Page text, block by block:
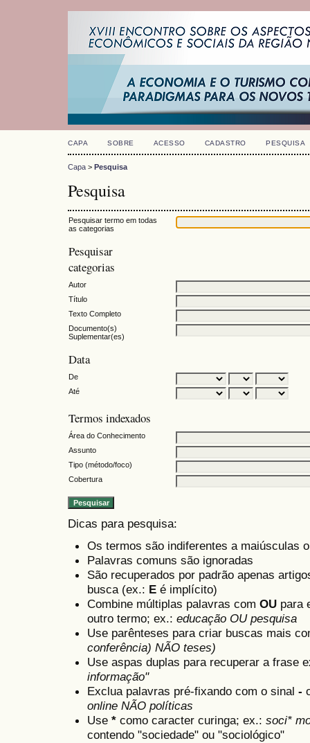
CAPA SOBRE ACESSO CADASTRO PESQUISA
Capa > Pesquisa
Pesquisa
Pesquisar termo em todas
as categorias
Pesquisar
categorias
Autor
Título
Texto Completo
Documento(s)
Suplementar(es)
Data
De
Até
Termos indexados
Área do Conhecimento
Assunto
Tipo (método/foco)
Cobertura
Dicas para pesquisa:
Os termos são indiferentes a maiúsculas
Palavras comuns são ignoradas
São recuperados por padrão apenas
busca (ex.: E é implícito)
Combine múltiplas palavras com OU para
outro termo; ex.: educação OU pesquisa
Use parênteses para criar buscas mais
conferência) NÃO teses)
Use aspas duplas para recuperar a frase
informação"
Exclua palavras pré-fixando com o sinal -
online NÃO políticas
Use * como caracter curinga; ex.: soci*
contendo "sociedade" ou "sociológico"